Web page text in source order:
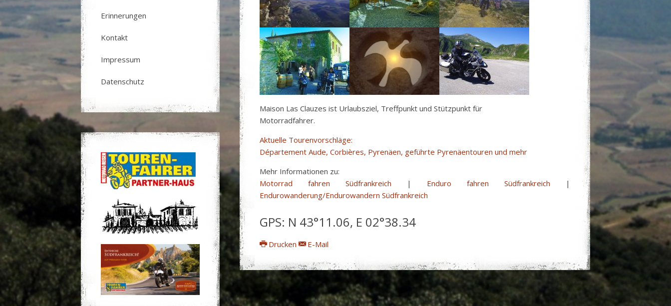
Maison Las Clauzes ist Urlaubsziel, Treffpunkt und Stützpunkt für
Motorradfahrer.
Aktuelle Tourenvorschläge:
Département Aude, Corbières, Pyrenäen, geführte Pyrenäentouren und mehr
Mehr Informationen zu:
Motorrad fahren Südfrankreich | Enduro fahren Südfrankreich |
Endurowanderung/Endurowandern Südfrankreich
GPS: N 43°11.06, E 02°38.34
Drucken E-Mail
Erinnerungen
Kontakt
Impressum
Datenschutz